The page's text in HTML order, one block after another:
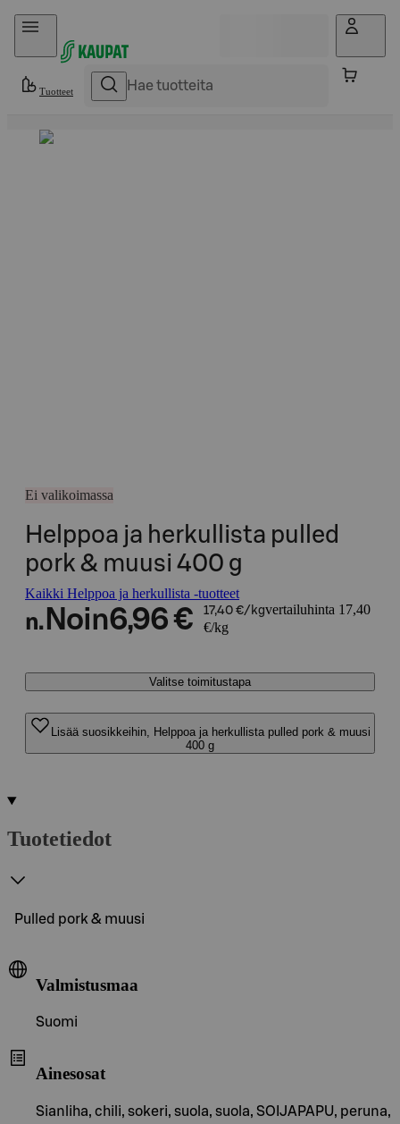
Hyppää sisältöön
Tuotteet
Ei valikoimassa
Helppoa ja herkullista pulled
pork & muusi 400 g
Kaikki Helppoa ja herkullista -tuotteet
n. Noin6,96 € 17,40 €/kgvertailuhinta 17,40
€/kg
Valitse toimitustapa
Lisää suosikkeihin, Helppoa ja herkullista pulled pork & muusi
400 g
Tuotetiedot
Pulled pork & muusi
Valmistusmaa
Suomi
Ainesosat
Sianliha, chili, sokeri, suola, suola, SOIJAPAPU, peruna,